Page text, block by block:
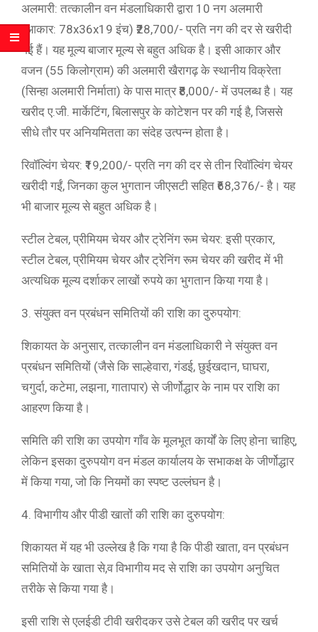
अलमारी: तत्कालीन वन मंडलाधिकारी द्वारा 10 नग अलमारी
(आकार: 78x36x19 इंच) ₹28,700/- प्रति नग की दर से खरीदी
गई हैं। यह मूल्य बाजार मूल्य से बहुत अधिक है। इसी आकार और
वजन (55 किलोग्राम) की अलमारी खैरागढ़ के स्थानीय विक्रेता
(सिन्हा अलमारी निर्माता) के पास मात्र ₹8,000/- में उपलब्ध है। यह
खरीद ए.जी. मार्केटिंग, बिलासपुर के कोटेशन पर की गई है, जिससे
सीधे तौर पर अनियमितता का संदेह उत्पन्न होता है।
रिवॉल्विंग चेयर: ₹19,200/- प्रति नग की दर से तीन रिवॉल्विंग चेयर
खरीदी गईं, जिनका कुल भुगतान जीएसटी सहित ₹68,376/- है। यह
भी बाजार मूल्य से बहुत अधिक है।
स्टील टेबल, प्रीमियम चेयर और ट्रेनिंग रूम चेयर: इसी प्रकार,
स्टील टेबल, प्रीमियम चेयर और ट्रेनिंग रूम चेयर की खरीद में भी
अत्यधिक मूल्य दर्शाकर लाखों रुपये का भुगतान किया गया है।
3. संयुक्त वन प्रबंधन समितियों की राशि का दुरुपयोग:
शिकायत के अनुसार, तत्कालीन वन मंडलाधिकारी ने संयुक्त वन
प्रबंधन समितियों (जैसे कि साल्हेवारा, गंडई, छुईखदान, घाघरा,
चगुर्दा, कटेमा, लझना, गातापार) से जीर्णोद्धार के नाम पर राशि का
आहरण किया है।
समिति की राशि का उपयोग गाँव के मूलभूत कार्यों के लिए होना चाहिए,
लेकिन इसका दुरुपयोग वन मंडल कार्यालय के सभाकक्ष के जीर्णोद्धार
में किया गया, जो कि नियमों का स्पष्ट उल्लंघन है।
4. विभागीय और पीडी खातों की राशि का दुरुपयोग:
शिकायत में यह भी उल्लेख है कि गया है कि पीडी खाता, वन प्रबंधन
समितियों के खाता से,व विभागीय मद से राशि का उपयोग अनुचित
तरीके से किया गया है।
इसी राशि से एलईडी टीवी खरीदकर उसे टेबल की खरीद पर खर्च